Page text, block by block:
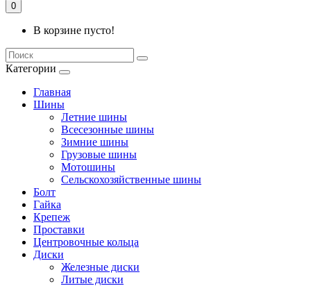
0
В корзине пусто!
Категории
Главная
Шины
Летние шины
Всесезонные шины
Зимние шины
Грузовые шины
Мотошины
Сельскохозяйственные шины
Болт
Гайка
Крепеж
Проставки
Центровочные кольца
Диски
Железные диски
Литые диски